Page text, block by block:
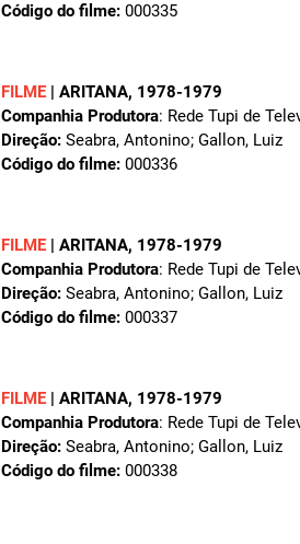
Código do filme: 000335
FILME | ARITANA, 1978-1979
Companhia Produtora: Rede Tupi de
Direção: Seabra, Antonino; Gallon, Luiz
Código do filme: 000336
FILME | ARITANA, 1978-1979
Companhia Produtora: Rede Tupi de
Direção: Seabra, Antonino; Gallon, Luiz
Código do filme: 000337
FILME | ARITANA, 1978-1979
Companhia Produtora: Rede Tupi de
Direção: Seabra, Antonino; Gallon, Luiz
Código do filme: 000338